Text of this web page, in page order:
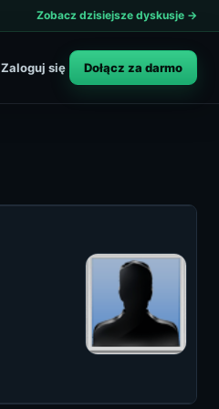
Zobacz dzisiejsze dyskusje →
Zaloguj się Dołącz za darmo